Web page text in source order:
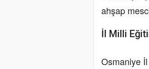
ahşap
İl Milli
Osmaniye